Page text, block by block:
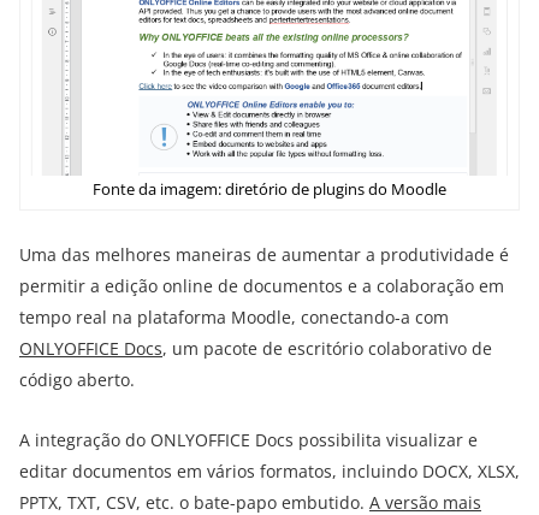
Fonte da imagem: diretório de plugins do Moodle
Uma das melhores maneiras de aumentar a produtividade é
permitir a edição online de documentos e a colaboração em
tempo real na plataforma Moodle, conectando-a com
ONLYOFFICE Docs, um pacote de escritório colaborativo de
código aberto.
A integração do ONLYOFFICE Docs possibilita visualizar e
editar documentos em vários formatos, incluindo DOCX, XLSX,
PPTX, TXT, CSV, etc. o bate-papo embutido. A versão mais